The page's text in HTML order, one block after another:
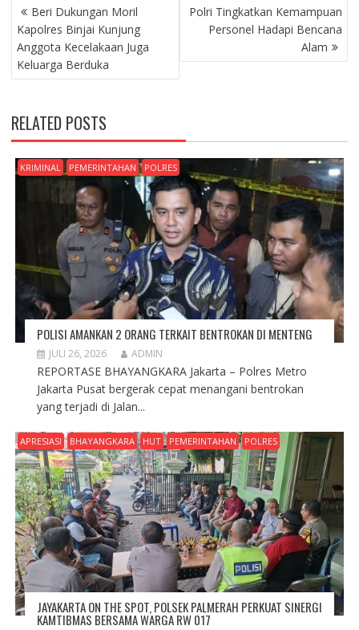
NAVIGASI
POSBeri Dukungan Moril
Kapolres Binjai Kunjung
Anggota Kecelakaan Juga
Keluarga Berduka
Polri Tingkatkan Kemampuan
Personel Hadapi Bencana
Alam
RELATED POSTS
KRIMINAL PEMERINTAHAN POLRES
POLISI AMANKAN 2 ORANG TERKAIT BENTROKAN DI MENTENG
JULI 26, 2026 ADMIN
REPORTASE BHAYANGKARA Jakarta – Polres Metro
Jakarta Pusat bergerak cepat menangani bentrokan
yang terjadi di Jalan...
APRESIASI BHAYANGKARA HUT PEMERINTAHAN POLRES
JAYAKARTA ON THE SPOT, POLSEK PALMERAH PERKUAT SINERGI
KAMTIBMAS BERSAMA WARGA RW 017